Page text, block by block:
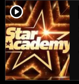
player2